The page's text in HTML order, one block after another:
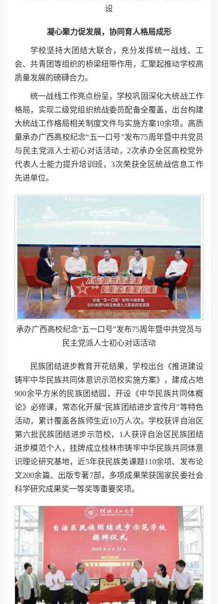
设
凝心聚力促发展，协同育人格局成形
学校坚持大团结大联合，充分发挥统一战线、工
会、共青团等组织的桥梁纽带作用，汇聚起推动学校高
质量发展的磅礴合力。
统一战线工作亮点纷呈，学校巩固深化大统战工作
格局，实现二级党组织统战委员配备全覆盖，出台构建
大统战工作格局相关制度文件与实施方案10余项。高质
量承办广西高校纪念“五一口号”发布75周年暨中共党员
与民主党派人士初心对话活动，2次承办全区高校党外
代表人士能力提升培训班，3次荣获全区统战信息工作
先进单位。
承办广西高校纪念“五一口号”发布75周年暨中共党员与
民主党派人士初心对话活动
民族团结进步教育开花结果，学校出台《推进建设
铸牢中华民族共同体意识示范校实施方案》，建成占地
900余平方米的民族团结园，开设《中华民族共同体概
论》必修课，常态化开展“民族团结进步宣传月”等特色
活动，累计覆盖各族师生近10万人次。学校获评自治区
第六批民族团结进步示范校，1人获评自治区民族团结
进步模范个人，挂牌成立桂林市铸牢中华民族共同体意
识理论研究基地，近5年获民族类课题110余项、发布论
文200余篇、出版专著7部，多项成果荣获国家民委社会
科学研究成果奖一等奖等重要奖项。